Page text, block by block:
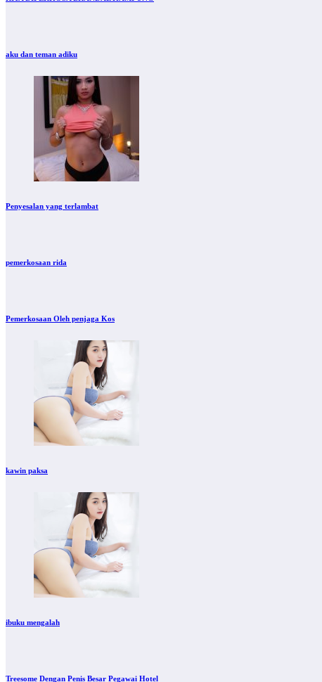
aku dan teman adiku
Penyesalan yang terlambat
pemerkosaan rida
Pemerkosaan Oleh penjaga Kos
kawin paksa
ibuku mengalah
Treesome Dengan Penis Besar Pegawai Hotel